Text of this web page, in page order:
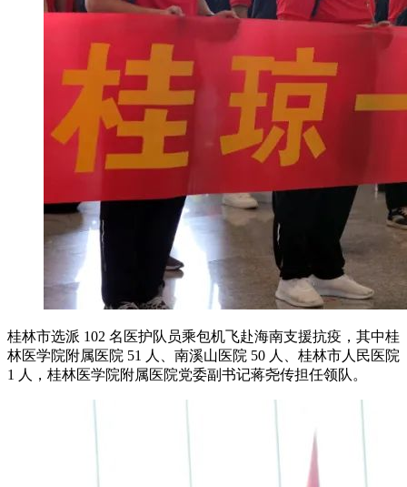
桂林市选派 102 名医护队员乘包机飞赴海南支援抗疫，其中桂
林医学院附属医院 51 人、南溪山医院 50 人、桂林市人民医院
1 人，桂林医学院附属医院党委副书记蒋尧传担任领队。